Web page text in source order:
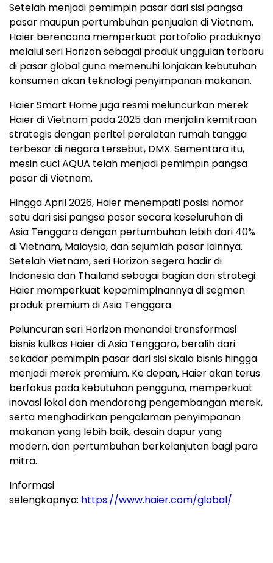
Setelah menjadi pemimpin pasar dari sisi pangsa
pasar maupun pertumbuhan penjualan di Vietnam,
Haier berencana memperkuat portofolio produknya
melalui seri Horizon sebagai produk unggulan terbaru
di pasar global guna memenuhi lonjakan kebutuhan
konsumen akan teknologi penyimpanan makanan.
Haier Smart Home juga resmi meluncurkan merek
Haier di Vietnam pada 2025 dan menjalin kemitraan
strategis dengan peritel peralatan rumah tangga
terbesar di negara tersebut, DMX. Sementara itu,
mesin cuci AQUA telah menjadi pemimpin pangsa
pasar di Vietnam.
Hingga April 2026, Haier menempati posisi nomor
satu dari sisi pangsa pasar secara keseluruhan di
Asia Tenggara dengan pertumbuhan lebih dari 40%
di Vietnam, Malaysia, dan sejumlah pasar lainnya.
Setelah Vietnam, seri Horizon segera hadir di
Indonesia dan Thailand sebagai bagian dari strategi
Haier memperkuat kepemimpinannya di segmen
produk premium di Asia Tenggara.
Peluncuran seri Horizon menandai transformasi
bisnis kulkas Haier di Asia Tenggara, beralih dari
sekadar pemimpin pasar dari sisi skala bisnis hingga
menjadi merek premium. Ke depan, Haier akan terus
berfokus pada kebutuhan pengguna, memperkuat
inovasi lokal dan mendorong pengembangan merek,
serta menghadirkan pengalaman penyimpanan
makanan yang lebih baik, desain dapur yang
modern, dan pertumbuhan berkelanjutan bagi para
mitra.
Informasi
selengkapnya: https://www.haier.com/global/.